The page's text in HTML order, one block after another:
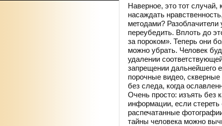
Наверное, это тот
насаждать
методами? Разоблачители
переубедить. Вплоть до
за пороком». Теперь они
можно убрать. Человек
удалении
запрещении дальнейшего
порочные видео,
без следа, когда
Очень просто: изъять без
информации, если
распечатанные
тайны человека можно